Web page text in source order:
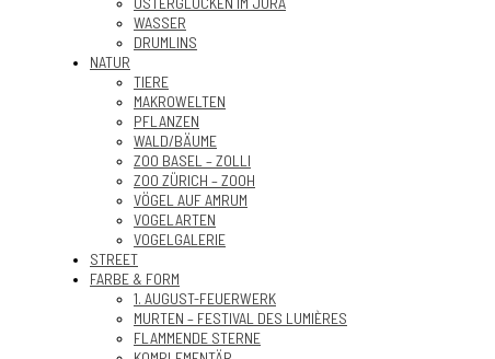
WASSER
DRUMLINS
NATUR
TIERE
MAKROWELTEN
PFLANZEN
WALD/BÄUME
ZOO BASEL – ZOLLI
ZOO ZÜRICH – ZOOH
VÖGEL AUF AMRUM
VOGELARTEN
VOGELGALERIE
STREET
FARBE & FORM
1. AUGUST-FEUERWERK
MURTEN – FESTIVAL DES LUMIÈRES
FLAMMENDE STERNE